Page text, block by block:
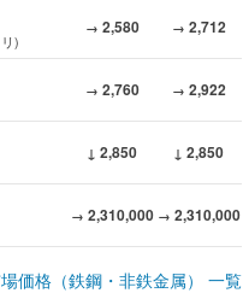
)
→ 2,580 → 2,712
→ 2,760 → 2,922
↓ 2,850 ↓ 2,850
→ 2,310,000 → 2,310,000
価格（鉄鋼・非鉄金属） 一覧